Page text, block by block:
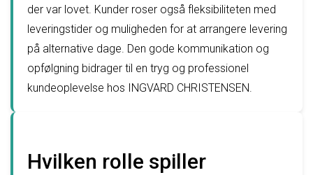
der var lovet. Kunder roser også fleksibiliteten med
leveringstider og muligheden for at arrangere levering
på alternative dage. Den gode kommunikation og
opfølgning bidrager til en tryg og professionel
kundeoplevelse hos INGVARD CHRISTENSEN.
Hvilken rolle spiller